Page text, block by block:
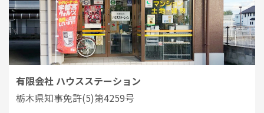
有限会社 ハウスステーション
栃木県知事免許(5)第4259号